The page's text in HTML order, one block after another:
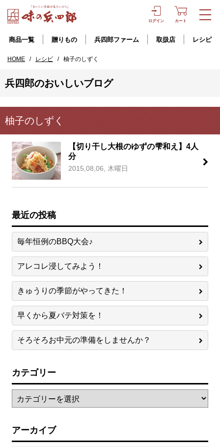
ログイン カート
商品一覧 贈りもの 兵四郎ファーム 取扱店 レシピ
HOME / レシピ / 柚子のしずく
兵四郎のおいしいブログ
柚子のしずく
【切り干し大根のゆずの雫和え】4人
分
2015,08,06, 木曜日
最近の投稿
毎年恒例のBBQ大会♪
アレコレ浸してみよう！
きゅうりの季節がやってきた！
早くから夏バテ対策を！
そろそろお中元の準備をしませんか？
カテゴリー
アーカイブ